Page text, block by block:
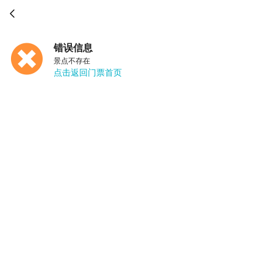

错误信息
景点不存在
点击返回门票首页